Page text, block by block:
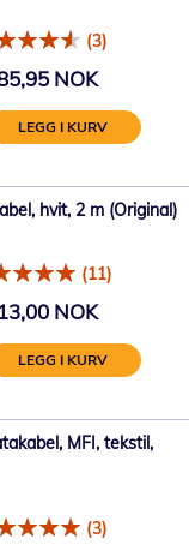
(3)
NOK
LEGG I KURV
hvit, 2 m (Original)
(11)
NOK
LEGG I KURV
MFI, tekstil,
(3)